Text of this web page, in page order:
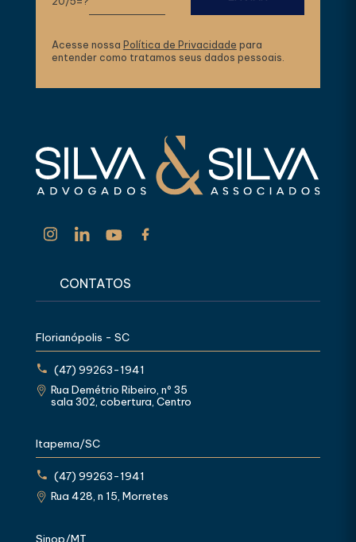
Acesse nossa Política de Privacidade para
entender como tratamos seus dados pessoais.
CONTATOS
Florianópolis - SC
(47) 99263-1941
Rua Demétrio Ribeiro, nº 35
sala 302, cobertura, Centro
Itapema/SC
(47) 99263-1941
Rua 428, n 15, Morretes